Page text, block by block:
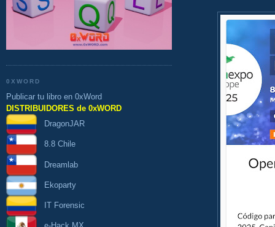
0XWORD
Publicar tu libro en 0xWord
DISTRIBUIDORES de 0xWORD
DragonJAR
8.8 Chile
Dreamlab
Ekoparty
IT Forensic